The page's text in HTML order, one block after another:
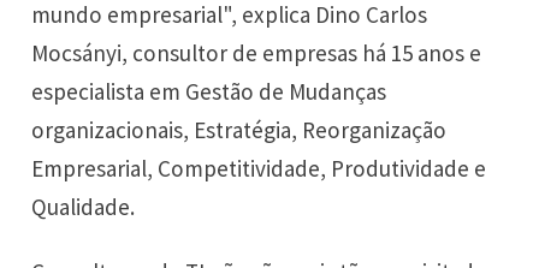
mundo empresarial", explica Dino Carlos
Mocsányi, consultor de empresas há 15 anos e
especialista em Gestão de Mudanças
organizacionais, Estratégia, Reorganização
Empresarial, Competitividade, Produtividade e
Qualidade.